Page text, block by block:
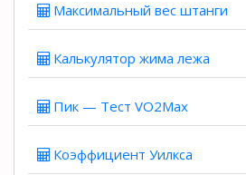
Максимальный вес штанги
Калькулятор жима лежа
Пик — Тест VO2Max
Коэффициент Уилкса